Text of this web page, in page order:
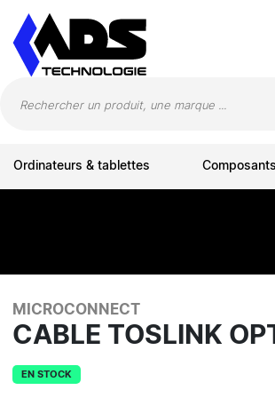
Ordinateurs & tablettes Composants
MICROCONNECT
CABLE TOSLINK
EN STOCK